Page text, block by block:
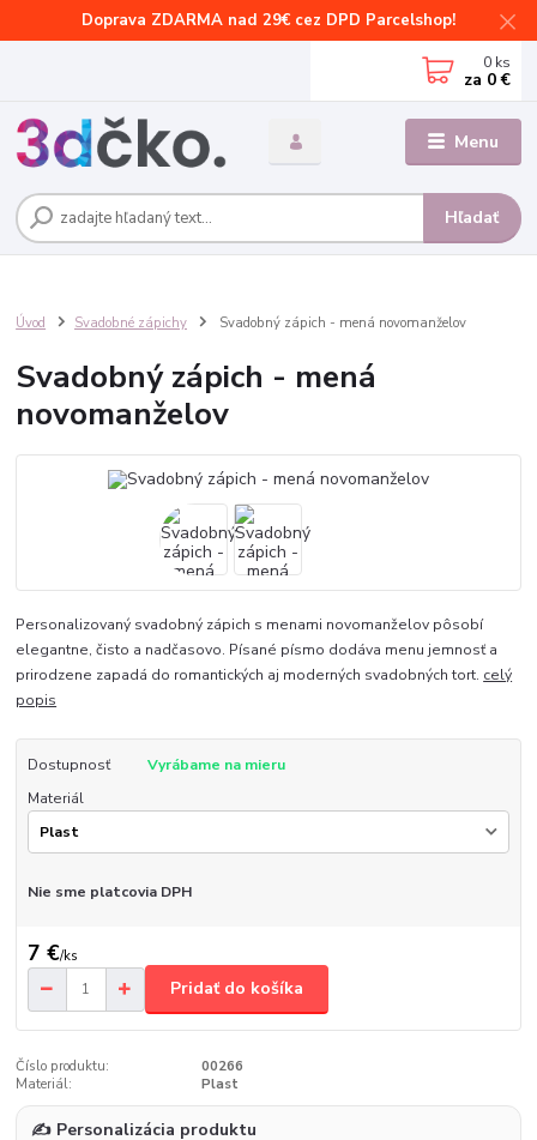
Doprava ZDARMA nad 29€ cez DPD Parcelshop!
Menu
Hľadať
0 ks
za 0 €
Úvod Svadobné zápichy Svadobný zápich - mená novomanželov
Svadobný zápich - mená
novomanželov
Personalizovaný svadobný zápich s menami novomanželov pôsobí
elegantne, čisto a nadčasovo. Písané písmo dodáva menu jemnosť a
prirodzene zapadá do romantických aj moderných svadobných tort. celý
popis
Dostupnosť
Vyrábame na mieru
Materiál
Nie sme platcovia DPH
7 €/ks
Pridať do košíka
Číslo produktu:
00266
Materiál:
Plast
✍️ Personalizácia produktu